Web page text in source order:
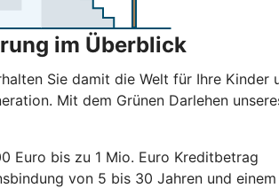
im Überblick
Sie damit die Welt für Ihre
Mit dem Grünen Darlehen
Euro bis zu 1 Mio. Euro Kreditbetrag
von 5 bis 30 Jahren und